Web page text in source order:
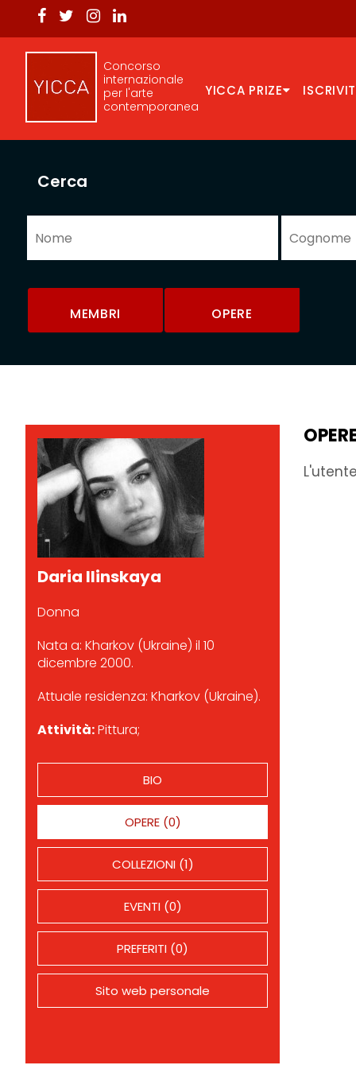
Concorso
internazionale
per l'arte
contemporanea
YICCA PRIZE
Cerca
MEMBRI OPERE
Daria Ilinskaya
Donna
Nata a: Kharkov (Ukraine) il 10
dicembre 2000.
Attuale residenza: Kharkov (Ukraine).
Attività:Pittura;
BIO
OPERE (0)
COLLEZIONI (1)
EVENTI (0)
PREFERITI (0)
Sito web personale